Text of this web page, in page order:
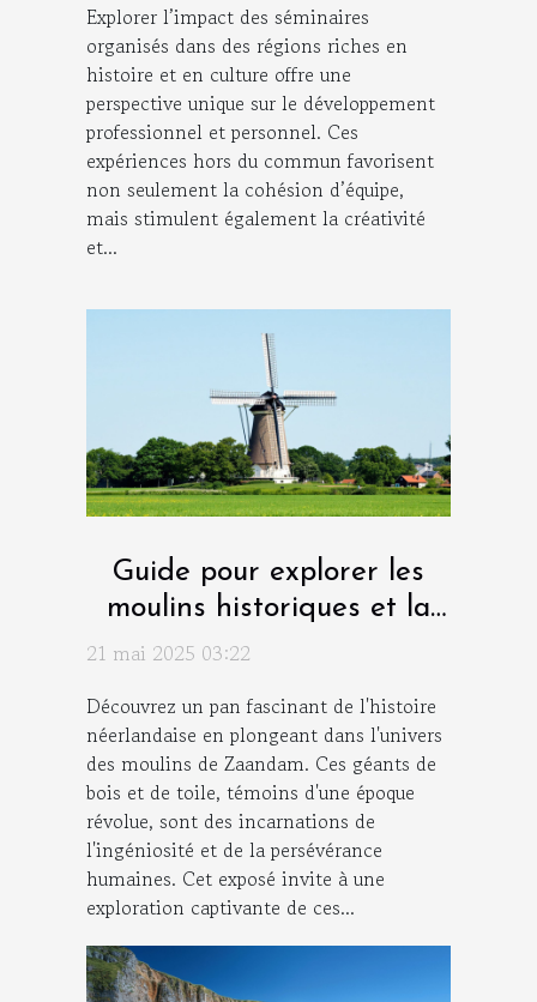
Explorer l’impact des séminaires
organisés dans des régions riches en
histoire et en culture offre une
perspective unique sur le développement
professionnel et personnel. Ces
expériences hors du commun favorisent
non seulement la cohésion d’équipe,
mais stimulent également la créativité
et...
Guide pour explorer les
moulins historiques et la
culture de Zaandam
21 mai 2025 03:22
Découvrez un pan fascinant de l'histoire
néerlandaise en plongeant dans l'univers
des moulins de Zaandam. Ces géants de
bois et de toile, témoins d'une époque
révolue, sont des incarnations de
l'ingéniosité et de la persévérance
humaines. Cet exposé invite à une
exploration captivante de ces...